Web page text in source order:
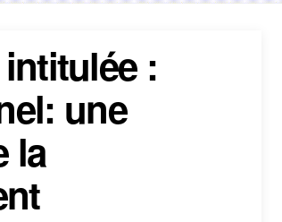
:
une
la